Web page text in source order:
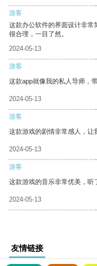
游客
这款办公软件的界面设计非
很合理，一目了然。
2024-05-13
游客
这款app就像我的私人导师，
2024-05-13
游客
这款游戏的剧情非常感人，让
2024-05-13
游客
这款游戏的音乐非常优美，听
2024-05-13
友情链接